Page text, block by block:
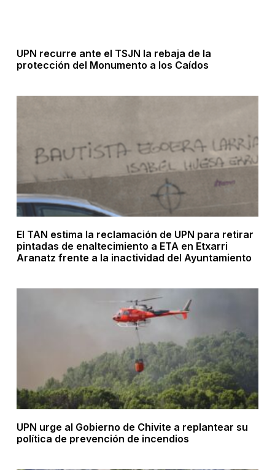
UPN recurre ante el TSJN la rebaja de la
protección del Monumento a los Caídos
El TAN estima la reclamación de UPN para retirar
pintadas de enaltecimiento a ETA en Etxarri
Aranatz frente a la inactividad del Ayuntamiento
UPN urge al Gobierno de Chivite a replantear su
política de prevención de incendios